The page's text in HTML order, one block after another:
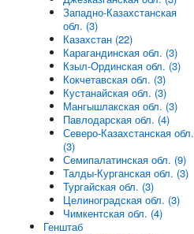
Западно-Казахстанская
обл. (3)
Казахстан (22)
Карагандинская обл. (3)
Кзыл-Ординская обл. (3)
Кокчетавская обл. (3)
Кустанайская обл. (3)
Мангышлакская обл. (3)
Павлодарская обл. (4)
Северо-Казахстанская обл.
(3)
Семипалатинская обл. (9)
Талды-Курганская обл. (3)
Тургайская обл. (3)
Целиноградская обл. (3)
Чимкентская обл. (4)
Генштаб